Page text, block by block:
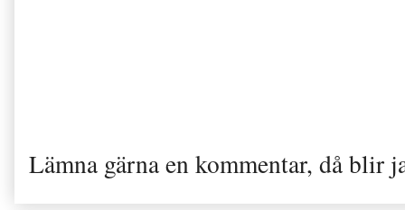
Lämna gärna en kommentar, då blir